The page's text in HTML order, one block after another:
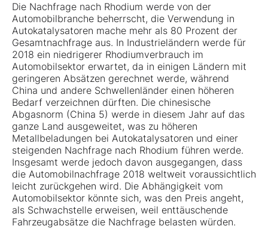
Die Nachfrage nach Rhodium werde von der
Automobilbranche beherrscht, die Verwendung in
Autokatalysatoren mache mehr als 80 Prozent der
Gesamtnachfrage aus. In Industrieländern werde für
2018 ein niedrigerer Rhodiumverbrauch im
Automobilsektor erwartet, da in einigen Ländern mit
geringeren Absätzen gerechnet werde, während
China und andere Schwellenländer einen höheren
Bedarf verzeichnen dürften. Die chinesische
Abgasnorm (China 5) werde in diesem Jahr auf das
ganze Land ausgeweitet, was zu höheren
Metallbeladungen bei Autokatalysatoren und einer
steigenden Nachfrage nach Rhodium führen werde.
Insgesamt werde jedoch davon ausgegangen, dass
die Automobilnachfrage 2018 weltweit voraussichtlich
leicht zurückgehen wird. Die Abhängigkeit vom
Automobilsektor könnte sich, was den Preis angeht,
als Schwachstelle erweisen, weil enttäuschende
Fahrzeugabsätze die Nachfrage belasten würden.